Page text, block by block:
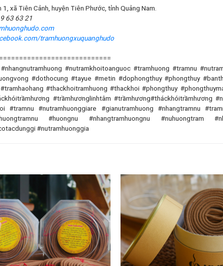
xã Tiên Cảnh, huyện Tiên Phước, tỉnh Quảng Nam.
63 63 21
tramhuongxuquanghudo
#nutramkhoitoanguoc #tramhuong #tramnu
#dothocung #tayue #metin #dophongthuy #phongthuy
#thackhoitramhuong #thackhoi #phongthuy
#trầmhươnglinhtâm #trầmhương#tháckhóitrầmhương
#tramnu #nutramhuonggiare #gianutramhuong #nhangtramnu
#huongnu #nhangtramhuongnu #nuhuongtram
#nutramhuonggia